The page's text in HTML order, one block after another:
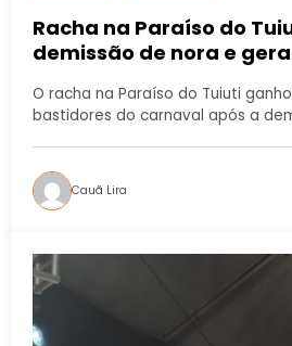
Racha na Paraíso do
demissão de nora e
O racha na Paraíso do Tuiuti
bastidores do carnaval após a
Cauã Lira